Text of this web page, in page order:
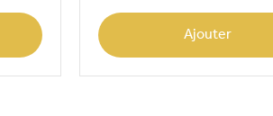
Ajouter